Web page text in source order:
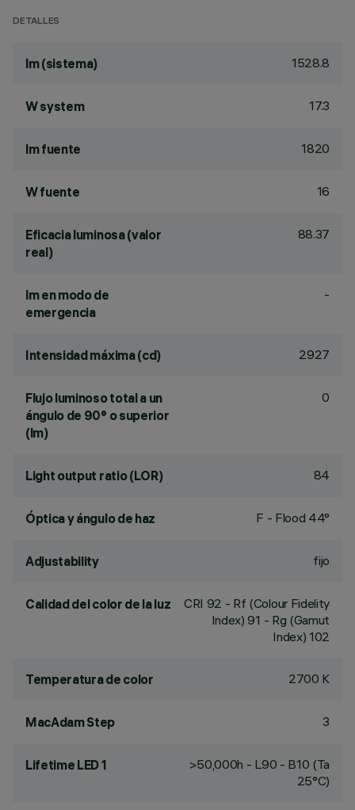
DETALLES
lm (sistema) 1528.8
W system 17.3
lm fuente 1820
W fuente 16
Eficacia luminosa (valor
real)
88.37
lm en modo de
emergencia
-
Intensidad máxima (cd) 2927
Flujo luminoso total a un
ángulo de 90° o superior
(lm)
0
Light output ratio (LOR) 84
Óptica y ángulo de haz F - Flood 44°
Adjustability fijo
Calidad del color de la luz CRI 92 - Rf (Colour Fidelity
Index) 91 - Rg (Gamut
Index) 102
Temperatura de color 2700 K
MacAdam Step 3
Lifetime LED 1
>50,000h - L90 - B10 (Ta
25°C)